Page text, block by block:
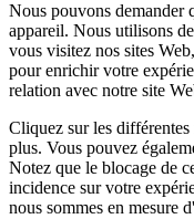
Nous pouvons demander
appareil. Nous utilisons
vous visitez nos sites
pour enrichir votre
relation avec notre site
Cliquez sur les
plus. Vous pouvez
Notez que le blocage de
incidence sur votre
nous sommes en mesure